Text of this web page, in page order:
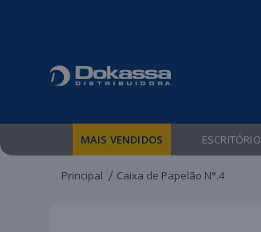
MAIS VENDIDOS ESCRITÓRIO
Principal Caixa de Papelão N°.4